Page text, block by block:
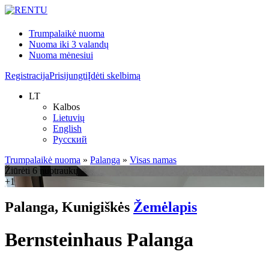
Trumpalaikė nuoma
Nuoma iki 3 valandų
Nuoma mėnesiui
RegistracijaPrisijungtiĮdėti skelbimą
LT
Kalbos
Lietuvių
English
Русский
Trumpalaikė nuoma » Palanga » Visas namas
Žiūrėti 6 nuotraukų
+1
Palanga, Kunigiškės Žemėlapis
Bernsteinhaus Palanga